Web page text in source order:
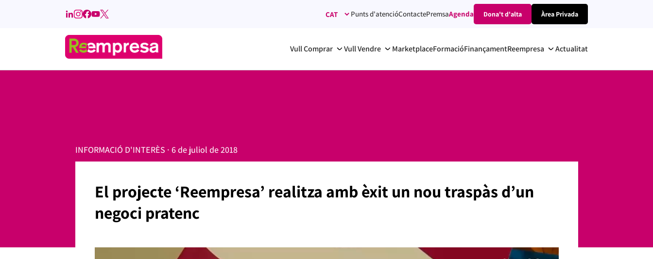
Punts d'atencióContactePremsaAgenda Dona't d'alta Àrea Privada
Vull Comprar Vull Vendre MarketplaceFormacióFinançamentReempresa Actualitat
INFORMACIÓ D'INTERÈS · 6 de juliol de 2018
El projecte ‘Reempresa’ realitza amb èxit un nou traspàs d’un
negoci pratenc